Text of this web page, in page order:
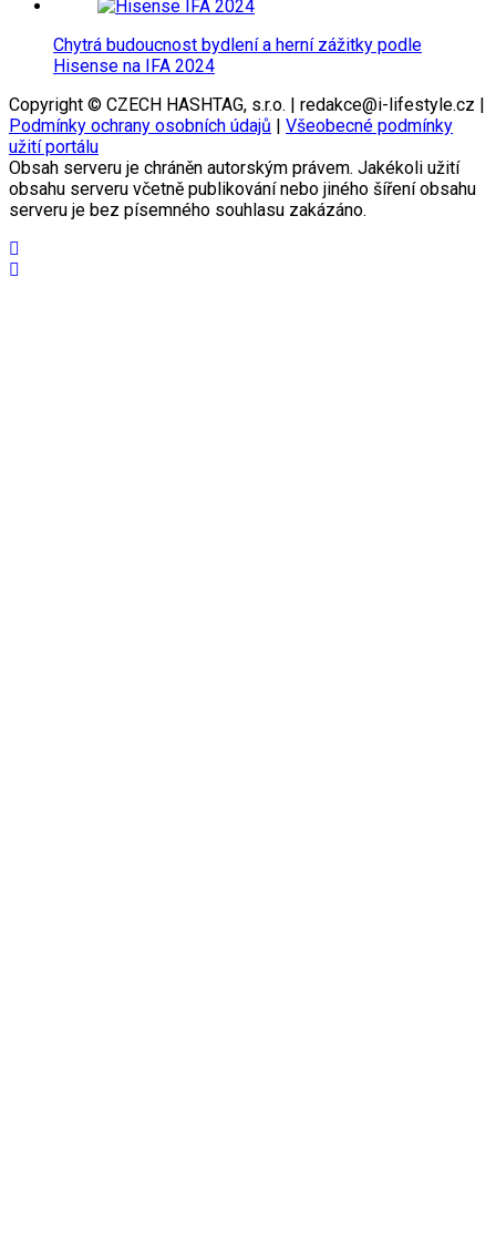
Chytrá budoucnost bydlení a herní zážitky podle
Hisense na IFA 2024
Copyright © CZECH HASHTAG, s.r.o. | redakce@i-lifestyle.cz |
Podmínky ochrany osobních údajů
Všeobecné podmínky
užití portálu
Obsah serveru je chráněn autorským právem. Jakékoli užití
obsahu serveru včetně publikování nebo jiného šíření obsahu
serveru je bez písemného souhlasu zakázáno.